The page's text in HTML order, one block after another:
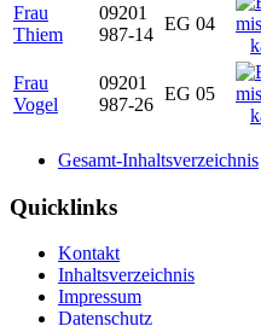
Frau
Thiem
09201
987-14
EG 04
Frau
Vogel
09201
987-26
EG 05
Gesamt-Inhaltsverzeichnis
Quicklinks
Kontakt
Inhaltsverzeichnis
Impressum
Datenschutz